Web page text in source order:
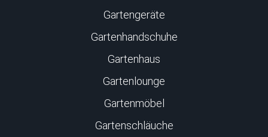
Gartengeräte
Gartenhandschuhe
Gartenhaus
Gartenlounge
Gartenmöbel
Gartenschläuche